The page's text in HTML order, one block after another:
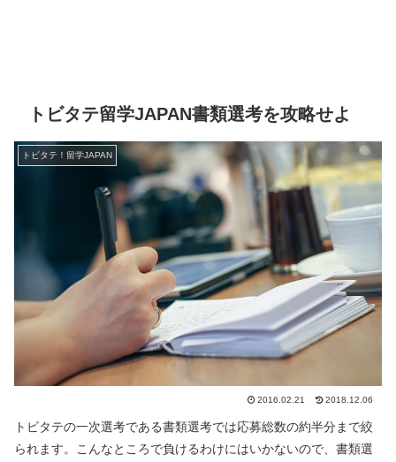
トビタテ留学JAPAN書類選考を攻略せよ
トビタテ！留学JAPAN
2016.02.21 2018.12.06
トビタテの一次選考である書類選考では応募総数の約半分まで絞
られます。こんなところで負けるわけにはいかないので、書類選